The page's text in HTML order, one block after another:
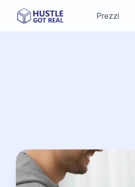
Prezzi